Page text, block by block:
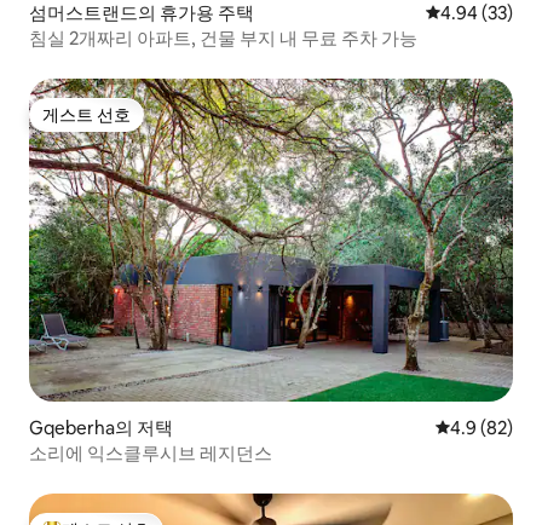
섬머스트랜드의 휴가용 주택 평점 4.94점(5
4.94 (33)
침실 2개짜리 아파트, 건물 부지 내 무료 주차 가능
게스트 선호
게스트 선호
Gqeberha의 저택 평점 4.9점(5
4.9 (82)
소리에 익스클루시브 레지던스